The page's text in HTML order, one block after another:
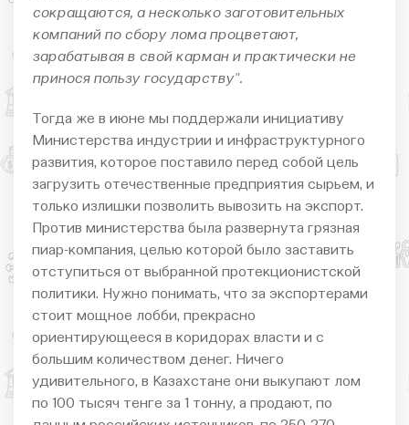
сокращаются, а несколько заготовительных
компаний по сбору лома процветают,
зарабатывая в свой карман и практически не
принося пользу государству".
Тогда же в июне мы поддержали инициативу
Министерства индустрии и инфраструктурного
развития, которое поставило перед собой цель
загрузить отечественные предприятия сырьем, и
только излишки позволить вывозить на экспорт.
Против министерства была развернута грязная
пиар-компания, целью которой было заставить
отступиться от выбранной протекционистской
политики. Нужно понимать, что за экспортерами
стоит мощное лобби, прекрасно
ориентирующееся в коридорах власти и с
большим количеством денег. Ничего
удивительного, в Казахстане они выкупают лом
по 100 тысяч тенге за 1 тонну, а продают, по